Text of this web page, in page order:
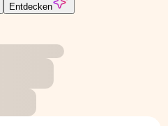
Entdecken